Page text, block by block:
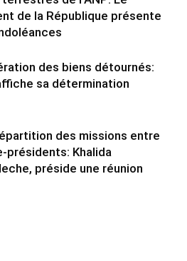
de la République présente
des biens détournés:
sa détermination
des missions entre
présidents: Khalida
préside une réunion